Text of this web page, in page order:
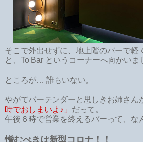
そこで外出せずに、地上階のバーで軽
と、To Bar というコーナーへ向かいま
ところが… 誰もいない。
やがてバーテンダーと思しきお姉さん
時でおしまいよ♪」 だって。
午後６時で営業を終えるバーって、な
憎むべきは新型コロナ！！